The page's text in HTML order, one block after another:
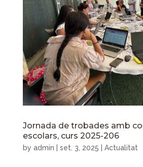
Jornada de trobades amb
escolars, curs 2025-206
by admin set. 3, 2025 Actualitat